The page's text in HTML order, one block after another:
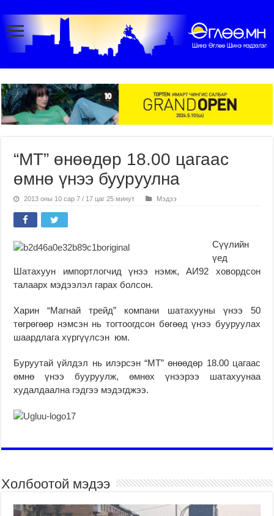
“МТ” өнөөдөр 18.00 цагаас
өмнө үнээ бууруулна
2013 оны 10 сар 7 / 17 цаг 25 минут Мэдээ
Сүүлийн
үед
Шатахуун импортлогчид үнээ нэмж, АИ92 ховордсон
талаарх мэдээлэл гарах болсон.
Харин “Магнай трейд” компани шатахууны үнээ 50
төгрөгөөр нэмсэн нь тогтоогдсон бөгөөд үнээ бууруулах
шаардлага хүргүүлсэн юм.
Буруутай үйлдэл нь илэрсэн “МТ” өнөөдөр 18.00 цагаас
өмнө үнээ бууруулж, өмнөх үнээрээ шатахуунаа
худалдаална гэдгээ мэдэгджээ.
Холбоотой мэдээ